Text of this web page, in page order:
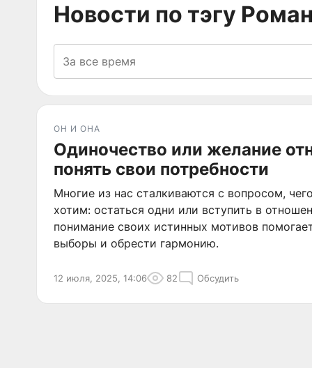
Новости по тэгу
ОН И ОНА
Одиночество или желание
понять свои потребности
Многие из нас сталкиваются с вопросом,
хотим: остаться одни или вступить в
понимание своих истинных мотивов
выборы и обрести гармонию.
12 июля, 2025, 14:06 82 Обсудить